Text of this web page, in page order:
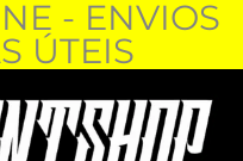
- ENVIOS
ÚTEIS